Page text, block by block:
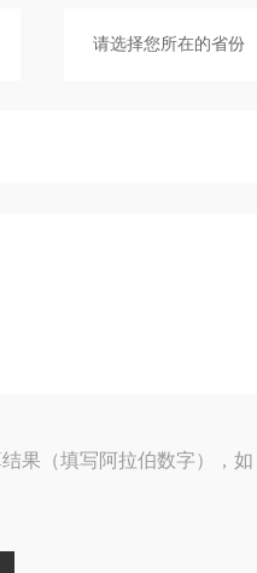
果（填写阿拉伯数字），